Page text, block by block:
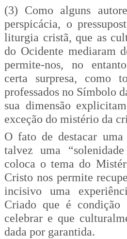
(3) Como alguns
perspicácia, o
liturgia cristã, que as
do Ocidente mediaram
permite-nos, no
certa surpresa, como
professados no Símbolo
sua dimensão
exceção do mistério da
O fato de destacar uma
talvez uma
coloca o tema do
Cristo nos permite
incisivo uma
Criado que é
celebrar e que
dada por garantida.